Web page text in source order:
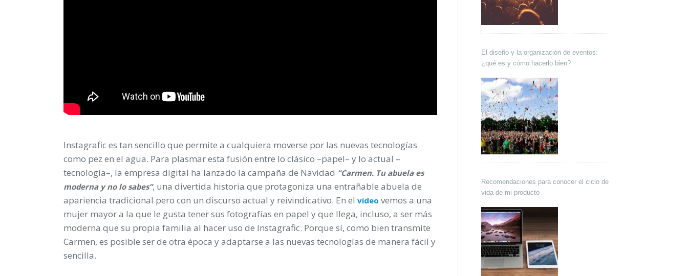
Instagrafic es tan sencillo que permite a cualquiera moverse por las nuevas tecnologías
como pez en el agua. Para plasmar esta fusión entre lo clásico –papel– y lo actual –
tecnología–, la empresa digital ha lanzado la campaña de Navidad “Carmen. Tu abuela es
moderna y no lo sabes”, una divertida historia que protagoniza una entrañable abuela de
apariencia tradicional pero con un discurso actual y reivindicativo. En el video vemos a una
mujer mayor a la que le gusta tener sus fotografías en papel y que llega, incluso, a ser más
moderna que su propia familia al hacer uso de Instagrafic. Porque sí, como bien transmite
Carmen, es posible ser de otra época y adaptarse a las nuevas tecnologías de manera fácil y
sencilla.
El diseño y la organización de eventos:
¿qué es y cómo hacerlo bien?
Recomendaciones para conocer el ciclo de
vida de mi producto